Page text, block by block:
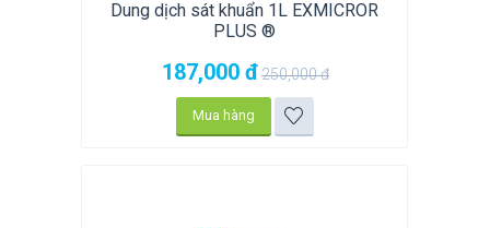
Dung dịch sát khuẩn 1L EXMICROR
PLUS ®
187,000 đ250,000đ
Mua hàng